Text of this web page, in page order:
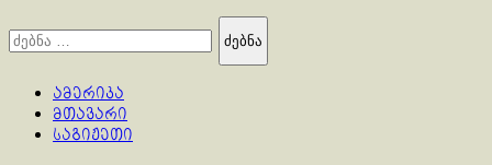
ძებნა:
ამერიკა
მთავარი
საგიჟეთი